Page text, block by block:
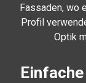
Fassaden, wo
Profil
Optik